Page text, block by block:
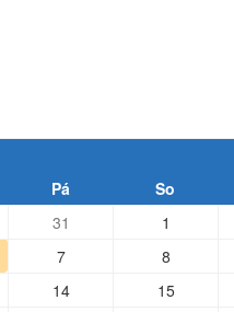
Pá So
31 1
7 8
14 15